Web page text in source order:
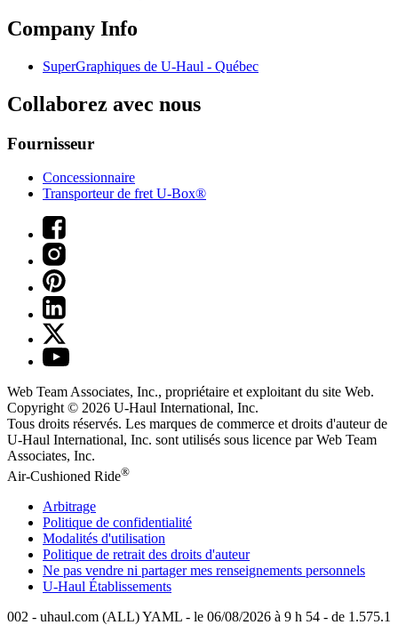
Company Info
SuperGraphiques de U-Haul - Québec
Collaborez avec nous
Fournisseur
Concessionnaire
Transporteur de fret U-Box®
Web Team Associates, Inc., propriétaire et exploitant du site Web.
Copyright © 2026 U-Haul International, Inc.
Tous droits réservés. Les marques de commerce et droits d'auteur de
U-Haul International, Inc. sont utilisés sous licence par Web Team
Associates, Inc.
Air-Cushioned Ride®
Arbitrage
Politique de confidentialité
Modalités d'utilisation
Politique de retrait des droits d'auteur
Ne pas vendre ni partager mes renseignements personnels
U-Haul Établissements
002 - uhaul.com (ALL) YAML - le 06/08/2026 à 9 h 54 - de 1.575.1